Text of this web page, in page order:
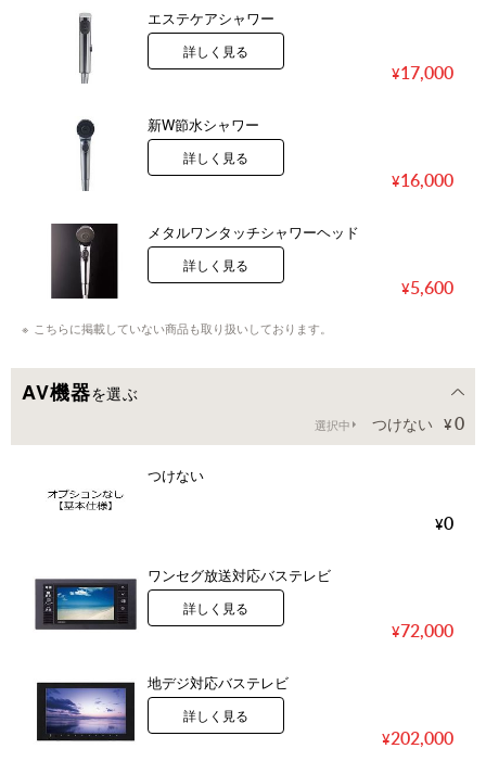
エステケアシャワー
詳しく見る
17,000
新W節水シャワー
詳しく見る
16,000
メタルワンタッチシャワーヘッド
詳しく見る
5,600
こちらに掲載していない商品も取り扱いしております。
AV機器を選ぶ
選択中 つけない 0
つけない
0
ワンセグ放送対応バステレビ
詳しく見る
72,000
地デジ対応バステレビ
詳しく見る
202,000